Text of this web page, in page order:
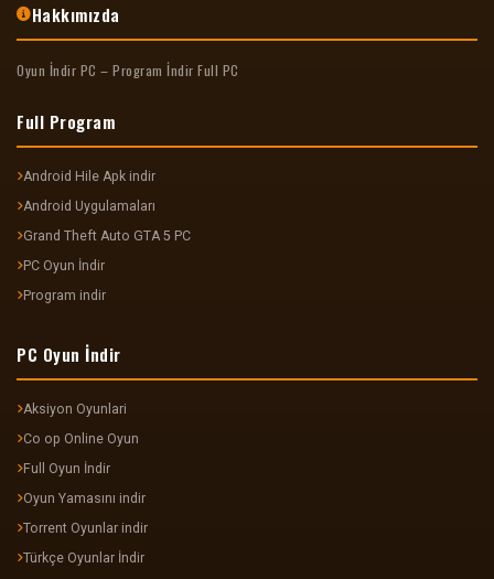
Hakkımızda
Oyun İndir PC – Program İndir Full PC
Full Program
Android Hile Apk indir
Android Uygulamaları
Grand Theft Auto GTA 5 PC
PC Oyun İndir
Program indir
PC Oyun İndir
Aksiyon Oyunlari
Co op Online Oyun
Full Oyun İndir
Oyun Yamasını indir
Torrent Oyunlar indir
Türkçe Oyunlar İndir